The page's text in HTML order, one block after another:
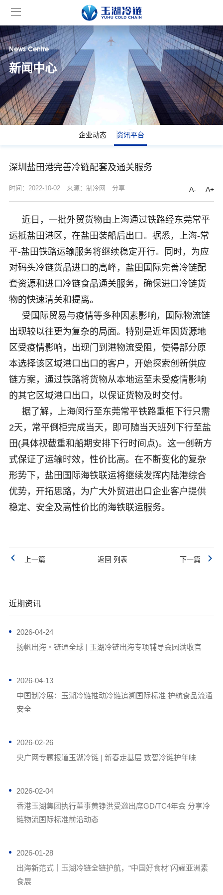
News Centre
新闻中心
企业动态 资讯平台
深圳盐田港完善冷链配套及通关服务
时间：2022-10-02 来源：制冷网 分享 A- A+
近日，一批外贸货物由上海通过铁路经东莞常平
运抵盐田港区，在盐田装船后出口。据悉，上海-常
平-盐田铁路运输服务将继续稳定开行。同时，为应
对码头冷链货品进口的高峰，盐田国际完善冷链配
套资源和进口冷链食品通关服务，确保进口冷链货
物的快速清关和提离。
受国际贸易与疫情等多种因素影响，国际物流链
出现较以往更为复杂的局面。特别是近年因货源地
区受疫情影响，出现门到港物流受阻，使得部分原
本选择该区域港口出口的客户，开始探索创新供应
链方案，通过铁路将货物从本地运至未受疫情影响
的其它区域港口出口，以保证货物及时交付。
据了解，上海闵行至东莞常平铁路重柜下行只需
2天，常平倒柜完成当天，即可随当天班列下行至盐
田(具体视截重和船期安排下行时间点)。这一创新方
式保证了运输时效，性价比高。在不断变化的复杂
形势下，盐田国际海铁联运将继续发挥内陆港综合
优势，开拓思路，为广大外贸进出口企业客户提供
稳定、安全及高性价比的海铁联运服务。
上一篇 返回 列表 下一篇
近期资讯
2026-04-24
扬帆出海・链通全球 | 玉湖冷链出海专项辅导会圆满收官
2026-04-13
中国制冷展：玉湖冷链推动冷链追溯国际标准 护航食品流通
安全
2026-02-26
央广网专题报道玉湖冷链 | 新春走基层 数智冷链护年味
2026-02-04
香港玉湖集团执行董事黄铮洪受邀出席GD/TC4年会 分享冷
链物流国际标准前沿动态
2026-01-28
出海新范式｜玉湖冷链全链护航，“中国好食材”闪耀亚洲素
食展